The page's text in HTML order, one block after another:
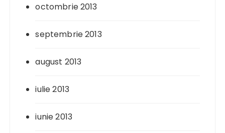
octombrie 2013
septembrie 2013
august 2013
iulie 2013
iunie 2013